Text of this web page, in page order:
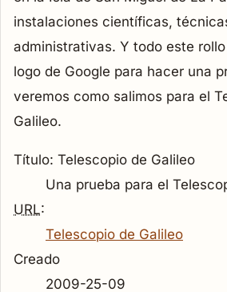
instalaciones científicas,
administrativas. Y todo este
logo de Google para hacer una
veremos como salimos para el
Galileo.
Título: Telescopio de Galileo
Una prueba para el
URL:
Telescopio de Galileo
Creado
2009-25-09